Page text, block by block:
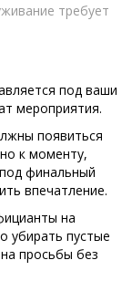
требует
под ваши
мероприятия.
появиться
к моменту,
финальный
впечатление.
на
убирать пустые
просьбы без